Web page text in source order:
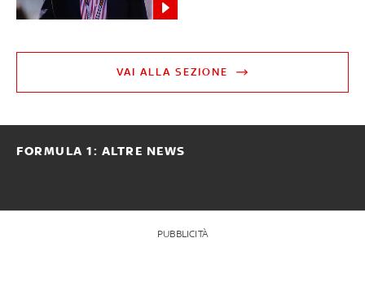
VAI ALLA SEZIONE
FORMULA 1: ALTRE NEWS
PUBBLICITÀ